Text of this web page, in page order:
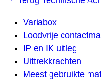
Variabox
Loodvrije
IP en IK uitleg
Uittrekkrachten
Meest gebruikte